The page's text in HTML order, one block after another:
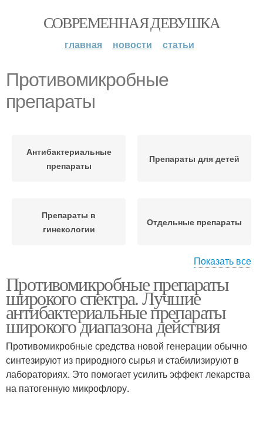
СОВРЕМЕННАЯ ДЕВУШКА
главная новости статьи
Противомикробные
препараты
Антибактериальные
препараты
Препараты для детей
Препараты в
гинекологии
Отдельные препараты
Препараты для горла
Показать все
Противомикробные препараты
широкого спектра. Лучшие
антибактериальные препараты
широкого диапазона действия
Противомикробные средства новой генерации обычно
синтезируют из природного сырья и стабилизируют в
лабораториях. Это помогает усилить эффект лекарства
на патогенную микрофлору.